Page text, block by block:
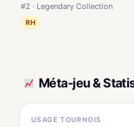
#2 · Legendary Collection
RH
Méta-jeu &
USAGE TOURNOIS